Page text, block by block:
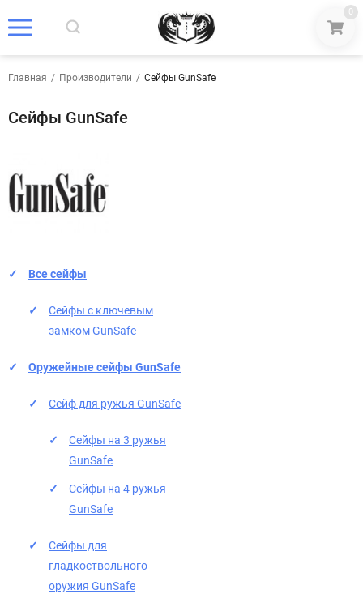
0
Главная / Производители / Сейфы GunSafe
Сейфы GunSafe
Все сейфы
Сейфы с ключевым
замком GunSafe
Оружейные сейфы GunSafe
Сейф для ружья GunSafe
Сейфы на 3 ружья
GunSafe
Сейфы на 4 ружья
GunSafe
Сейфы для
гладкоствольного
оружия GunSafe